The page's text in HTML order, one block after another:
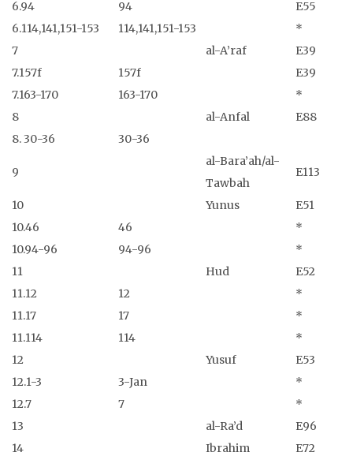
6.94
94
E55
6.114,141,151-153
114,141,151-153
*
7
al-A’raf
E39
7.157f
157f
E39
7.163-170
163-170
*
8
al-Anfal
E88
8. 30-36
30-36
9
al-Bara’ah/al-
Tawbah
E113
10 Yunus
E51
10.46
46
*
10.94-96
94-96
*
11
Hud
E52
11.12
12
*
11.17
17
*
11.114
114
*
12
Yusuf
E53
12.1-3
3-Jan
*
12.7
7
*
13
al-Ra’d
E96
14
Ibrahim
E72